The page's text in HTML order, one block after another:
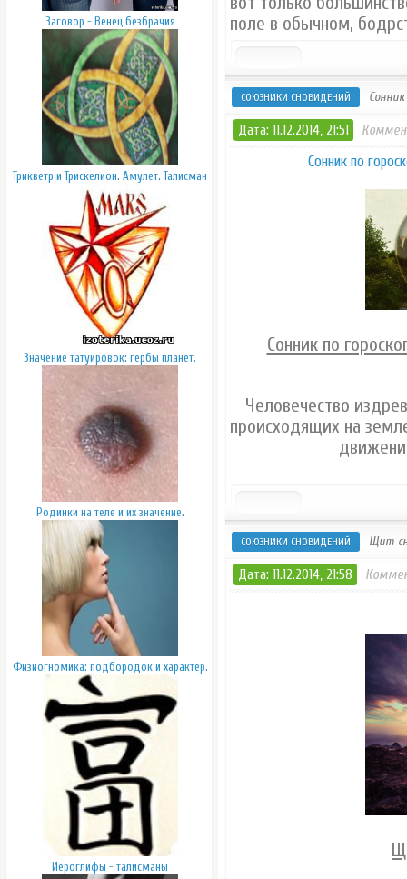
Заговор - Венец безбрачия
Трикветр и Трискелион. Амулет. Талисман
Значение татуировок: гербы планет.
Родинки на теле и их значение.
Физиогномика: подбородок и характер.
Иероглифы - талисманы
поле в обычном,
СОЮЗНИКИ СНОВИДЕНИЙ
Дата: 11.12.2014, 21:51
Сонник по
Сонник по
Человечество
происходящих на
СОЮЗНИКИ СНОВИДЕНИЙ Щит
Дата: 11.12.2014, 21:58